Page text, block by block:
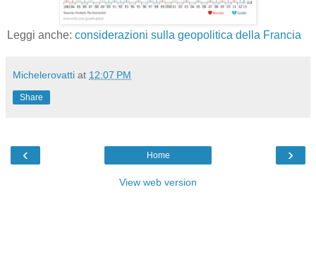
Leggi anche: considerazioni sulla geopolitica della Francia
Michelerovatti at 12:07 PM
Share
‹ ›
Home
View web version